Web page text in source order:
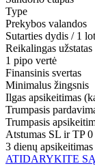
Type
Prekybos valandos
Sutarties dydis / 1
Reikalingas užstatas
1 pipo vertė
Finansinis svertas
Minimalus žingsnis
Ilgas apsikeitimas
Trumpasis
Trumpasis
Atstumas SL ir TP 0
3 dienų apsikeitimas
ATIDARYKITE